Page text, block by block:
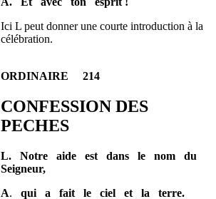
Ici L peut donner une courte introduction à la
célébration.
ORDINAIRE 214
CONFESSION DES
PECHES
L.
Notre aide est dans le nom du
Seigneur,
A.qui a fait le ciel et la terre.